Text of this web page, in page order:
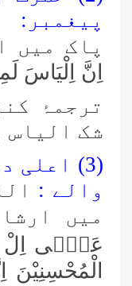
پیغمبر:
پاک میں
اِنَّ اِلْیَاسَ
ترجمۂ
شک الیاس
(3) اعلی
والے :
میں
عَلٰۤى اِلْ
الْمُحْسِنِیْنَ